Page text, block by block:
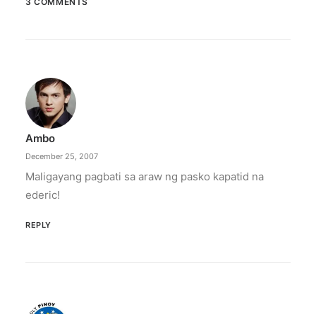
It is said to be the world's largest permanently
illuminated peace symbol.
Ambo
December 25, 2007
Maligayang pagbati sa araw ng pasko kapatid na
ederic!
REPLY